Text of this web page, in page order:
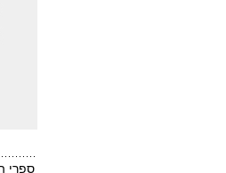
ספרי